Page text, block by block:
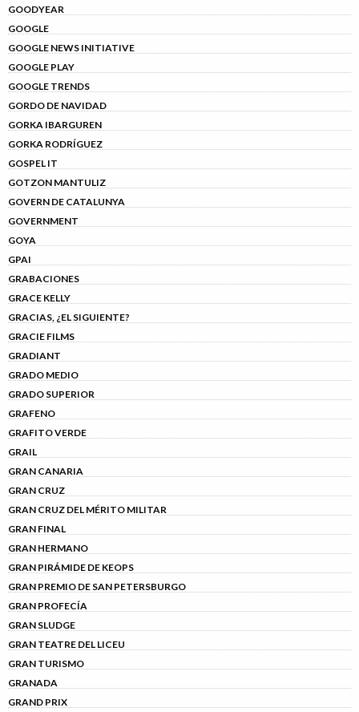
GOODYEAR
GOOGLE
GOOGLE NEWS INITIATIVE
GOOGLE PLAY
GOOGLE TRENDS
GORDO DE NAVIDAD
GORKA IBARGUREN
GORKA RODRÍGUEZ
GOSPEL IT
GOTZON MANTULIZ
GOVERN DE CATALUNYA
GOVERNMENT
GOYA
GPAI
GRABACIONES
GRACE KELLY
GRACIAS, ¿EL SIGUIENTE?
GRACIE FILMS
GRADIANT
GRADO MEDIO
GRADO SUPERIOR
GRAFENO
GRAFITO VERDE
GRAIL
GRAN CANARIA
GRAN CRUZ
GRAN CRUZ DEL MÉRITO MILITAR
GRAN FINAL
GRAN HERMANO
GRAN PIRÁMIDE DE KEOPS
GRAN PREMIO DE SAN PETERSBURGO
GRAN PROFECÍA
GRAN SLUDGE
GRAN TEATRE DEL LICEU
GRAN TURISMO
GRANADA
GRAND PRIX